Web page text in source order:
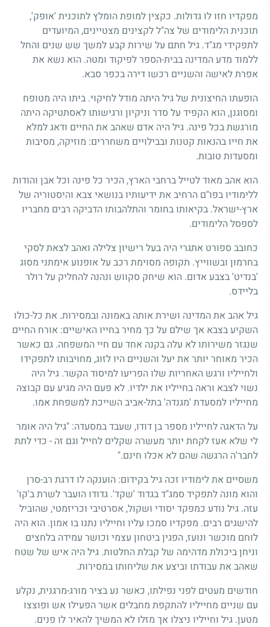
מפקדיו חזו לו גדולות. כקצין למופת הומלץ לתוכנית 'אופק',
תוכנית הלימודים של צה"ל לקצינים מצטיינים, המיועדים
לתפקידי מג"ד. גיל חתם על שירות קבע למשך שש שנים והחל
ללמוד מדע המדינה בבית-הספר לפיקוד ומטה. הוא נשא את
אפרת לאישה והשניים רכשו דירה בכפר סבא.
הופעתו החיצונית של גיל היתה מודל לחיקוי. ביתו היה מטופח
ומסוגנן, הוא הקפיד על סדר וניקיון ורגישותו לאסתטיקה היתה
מורגשת בכל פינה. גיל היה אדם שאהב את החיים ודאג למלא
את חייו בהנאות קטנות ובבילויים משחררים: מוזיקה, מסיבות
ומסעדות טובות.
הוא אהב מאוד לטייל ברחבי הארץ, הכיר כל פינה וכל אבן והודות
ללימודיו בפו"ם הרחיב את ידיעותיו בנושאי צבא והיסטוריה של
ארץ-ישראל. בקיאותו בחומר והתלהבותו הדביקה רבים מחבריו
לספסל הלימודים.
כחובב ספורט אתגרי היה בעל רישיון צלילה ואהב לצאת לסקי
בחרמון ובשווייץ. תקופה מסוימת רכב על אופנוע אימתני מסוג
'בנדיט' בצבע אדום. הוא שיחק סקווש ונהנה להחליק על רולר
בליידס.
גיל אהב את המדינה ושירת אותה באמונה ובמסירות. את כל-כולו
השקיע בצבא אך שילם על כך מחיר בחייו האישיים: אורח החיים
שנגזר משירותו לא עלה בקנה אחד עם חיי המשפחה. גם כאשר
הכיר מאוחר יותר את יעל והשניים היו לזוג, מחויבותו לתפקידו
ולחייליו ורגש האחריות שלו הפריעו למיסוד הקשר. גיל היה
נשוי לצבא וראה בחייליו את ילדיו. לא פעם היה מגיע עם קבוצה
מחייליו למסעדת 'מגנדה' בתל-אביב השייכת למשפחת אמו.
על הדאגה לחייליו מספר בן דודו, שעבד במסעדה: "גיל היה אומר
לי שלא אעז לקחת יותר מעשרה שקלים לחייל וגם זה - כדי לתת
לחבר'ה הרגשה שהם לא אכלו חינם."
משסיים את לימודיו זכה גיל בקידום: הוענקה לו דרגת רב-סרן
והוא מונה לתפקיד סמג"ד בגדוד 'שקד'. גדודו הועבר לשרת ב'קו'
עזה. גיל נודע כמפקד יסודי ושקול, אסרטיבי וכריזמטי, שהוביל
להישגים רבים. מפקדיו סמכו עליו וחייליו נתנו בו אמון. הוא היה
לוחם מוכשר ונועז, הפגין ביטחון עצמי וכושר עמידה בלחצים
וניחן ביכולת מדהימה של קבלת החלטות. גיל היה איש של שטח
שאהב את עבודתו וביצע את שליחותו במסירות.
חודשים מעטים לפני נפילתו, כאשר נע בציר מורג-מרגנית, נקלע
עם שניים מחייליו להתקפת מחבלים אשר הפעילו אש ופוצצו
מטען. גיל וחייליו ניצלו אך מזלו לא המשיך להאיר לו פנים.